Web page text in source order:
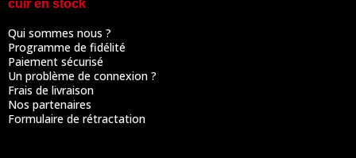
cuir en stock
Qui sommes nous ?
Programme de fidélité
Paiement sécurisé
Un problème de connexion ?
Frais de livraison
Nos partenaires
Formulaire de rétractation